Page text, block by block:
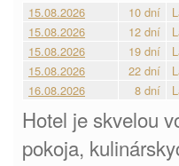
15.08.2026
10 dní
15.08.2026
12 dní
15.08.2026
19 dní
15.08.2026
22 dní
16.08.2026
8 dní
Hotel je skvelou
pokoja,